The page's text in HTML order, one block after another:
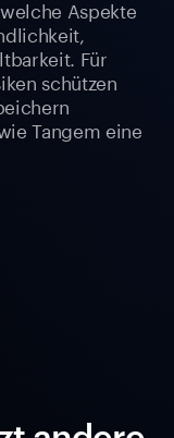
Aspekte
Für
schützen
Tangem eine